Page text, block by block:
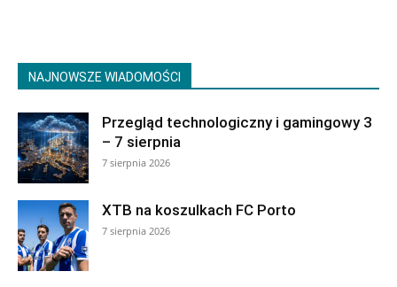
NAJNOWSZE WIADOMOŚCI
Przegląd technologiczny i gamingowy 3
– 7 sierpnia
7 sierpnia 2026
XTB na koszulkach FC Porto
7 sierpnia 2026